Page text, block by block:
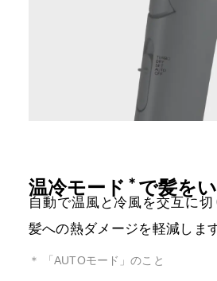
温冷モード ＊ で髪を
自動で温風と冷風を交互に切
髪への熱ダメージを軽減します
＊ 「AUTOモード」のこと